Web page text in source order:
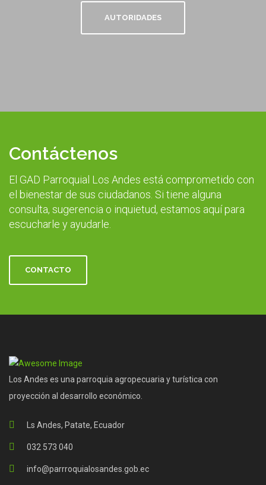
AUTORIDADES
Contáctenos
El GAD Parroquial Los Andes está comprometido con
el bienestar de sus ciudadanos. Si tiene alguna
consulta, sugerencia o inquietud, estamos aquí para
escucharle y ayudarle.
CONTACTO
Los Andes es una parroquia agropecuaria y turística con
proyección al desarrollo económico.
Ls Andes, Patate, Ecuador
032 573 040
info@parrroquialosandes.gob.ec